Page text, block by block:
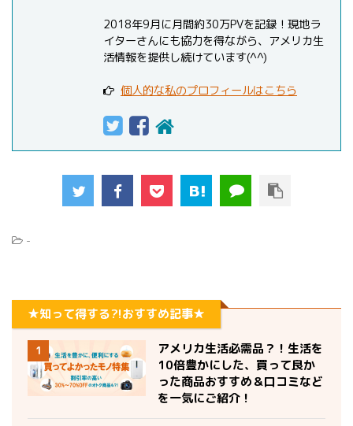
2018年9月に月間約30万PVを記録！現地ラ
イターさんにも協力を得ながら、アメリカ生
活情報を提供し続けています(^^)
個人的な私のプロフィールはこちら
-
★知って得する?!おすすめ記事★
1
アメリカ生活必需品？！生活を
10倍豊かにした、買って良か
った商品おすすめ＆口コミなど
を一気にご紹介！